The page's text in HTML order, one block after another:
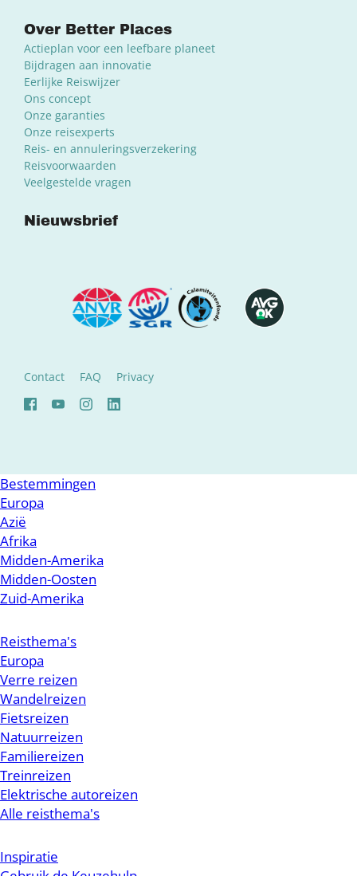
Over Better Places
Actieplan voor een leefbare planeet
Bijdragen aan innovatie
Eerlijke Reiswijzer
Ons concept
Onze garanties
Onze reisexperts
Reis- en annuleringsverzekering
Reisvoorwaarden
Veelgestelde vragen
Nieuwsbrief
Contact FAQ Privacy
Bestemmingen
Europa
Azië
Afrika
Midden-Amerika
Midden-Oosten
Zuid-Amerika
Reisthema's
Europa
Verre reizen
Wandelreizen
Fietsreizen
Natuurreizen
Familiereizen
Treinreizen
Elektrische autoreizen
Alle reisthema's
Inspiratie